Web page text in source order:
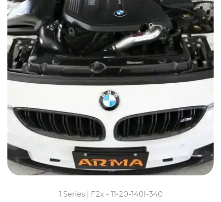
1 Series | F2x - 11-20-140I-340